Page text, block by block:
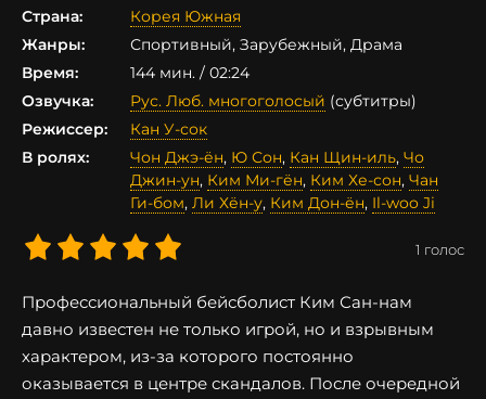
Страна:
Корея Южная
Жанры:
Спортивный, Зарубежный, Драма
Время:
144 мин. / 02:24
Озвучка:
Рус. Люб. многоголосый (субтитры)
Режиссер:
Кан У-сок
В ролях:
Чон Джэ-ён, Ю Сон, Кан Щин-иль, Чо
Джин-ун, Ким Ми-гён, Ким Хе-сон, Чан
Ги-бом, Ли Хён-у, Ким Дон-ён, Il-woo Ji
1 голос
Профессиональный бейсболист Ким Сан-нам
давно известен не только игрой, но и взрывным
характером, из-за которого постоянно
оказывается в центре скандалов. После очередной